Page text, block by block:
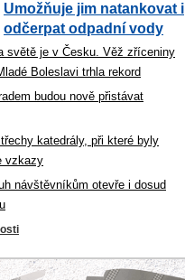
Umožňuje jim natankovat i
odčerpat odpadní vody
světě je v Česku. Věž zříceniny
Boleslavi trhla rekord
budou nově přistávat
katedrály, při které byly
vzkazy
návštěvníkům otevře i dosud